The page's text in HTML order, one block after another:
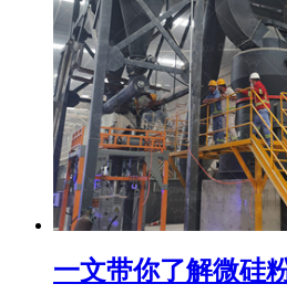
一文带你了解微硅